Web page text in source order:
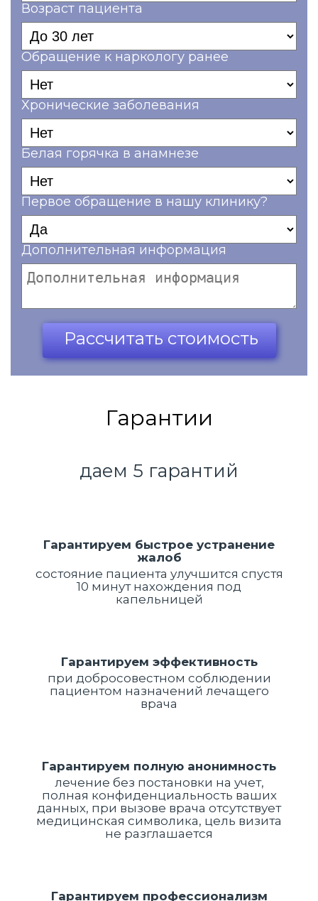
Возраст пациента
Обращение к наркологу ранее
Хронические заболевания
Белая горячка в анамнезе
Первое обращение в нашу клинику?
Дополнительная информация
Рассчитать стоимость
Ваш телефон*
Гарантии
даем 5 гарантий
Гарантируем быстрое устранение
жалоб
состояние пациента улучшится спустя
10 минут нахождения под
капельницей
Гарантируем эффективность
при добросовестном соблюдении
пациентом назначений лечащего
врача
Гарантируем полную анонимность
лечение без постановки на учет,
полная конфиденциальность ваших
данных, при вызове врача отсутствует
медицинская символика, цель визита
не разглашается
Гарантируем профессионализм